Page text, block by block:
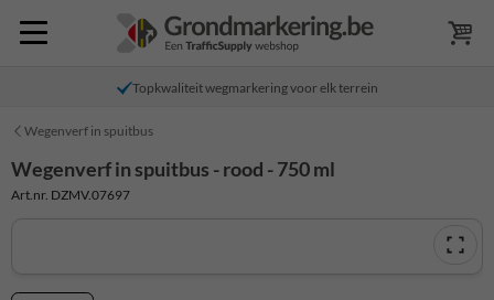
Topkwaliteit wegmarkering voor elk terrein
Wegenverf in spuitbus
Wegenverf in spuitbus - rood - 750 ml
Art.nr. DZMV.07697